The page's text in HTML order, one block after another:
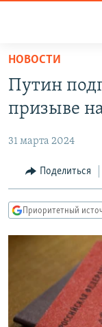
доступа
основному
Вернутся
главной
навигации
Вернутся
ПОДКАСТЫ
АВТОРСКИЕ
ЦИТАТЫ
МНЕНИЯ
IDEL.РЕАЛИИ
КАВКАЗ.РЕАЛИИ
СЕВЕР.РЕАЛИИ
СИБИРЬ.РЕАЛИИ
РАСПИСАНИЕ
НОВОСТИ
Путин
призыве
31 марта 2024
Поделиться
Приоритетный